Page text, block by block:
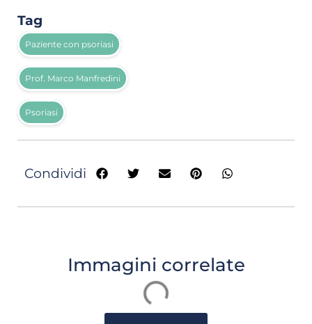
Tag
Paziente con psoriasi
Prof. Marco Manfredini
Psoriasi
Condividi
Immagini correlate